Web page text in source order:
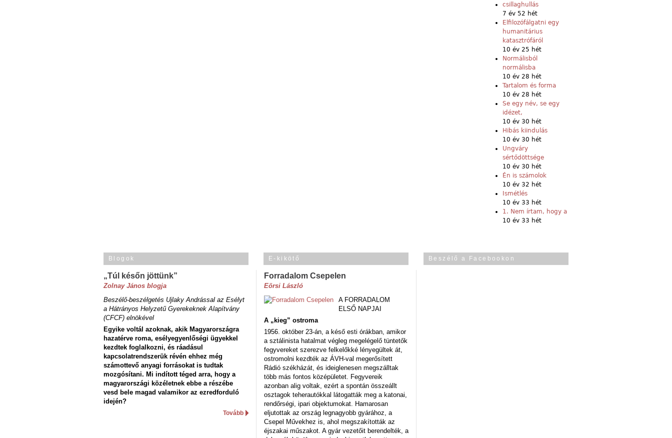
csillaghullás
7 év 52 hét
Elfilozófálgatni egy
humanitárius
katasztrófáról
10 év 25 hét
Normálisból
normálisba
10 év 28 hét
Tartalom és forma
10 év 28 hét
Se egy név, se egy
idézet,
10 év 30 hét
Hibás kiindulás
10 év 30 hét
Ungváry
sértődöttsége
10 év 30 hét
Én is számolok
10 év 32 hét
Ismétlés
10 év 33 hét
1. Nem írtam, hogy a
10 év 33 hét
Blogok
„Túl későn jöttünk”
Zolnay János blogja
Beszélő-beszélgetés Ujlaky Andrással az Esélyt
a Hátrányos Helyzetű Gyerekeknek Alapítvány
(CFCF) elnökével
Egyike voltál azoknak, akik Magyarországra
hazatérve roma, esélyegyenlőségi ügyekkel
kezdtek foglalkozni, és ráadásul
kapcsolatrendszerük révén ehhez még
számottevő anyagi forrásokat is tudtak
mozgósítani. Mi indított téged arra, hogy a
magyarországi közéletnek ebbe a részébe
vesd bele magad valamikor az ezredforduló
idején?
Tovább
E-kikötő
Forradalom Csepelen
Eörsi László
A FORRADALOM
ELSŐ NAPJAI
A „kieg” ostroma
1956. október 23-án, a késő esti órákban, amikor
a sztálinista hatalmat végleg megelégelő tüntetők
fegyvereket szerezve felkelőkké lényegültek át,
ostromolni kezdték az ÁVH-val megerősített
Rádió székházát, és ideiglenesen megszálltak
több más fontos középületet. Fegyvereik
azonban alig voltak, ezért a spontán összeállt
osztagok teherautókkal látogatták meg a katonai,
rendőrségi, ipari objektumokat. Hamarosan
eljutottak az ország legnagyobb gyárához, a
Csepel Művekhez is, ahol megszakították az
éjszakai műszakot. A gyár vezetőit berendelték, a
Beszélő a Facebookon